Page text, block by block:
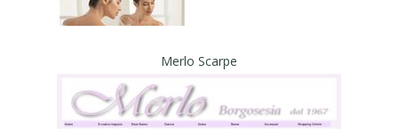
Merlo Scarpe